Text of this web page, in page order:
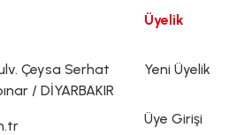
Çeysa Serhat
/ DİYARBAKIR
Üyelik
Yeni Üyelik
Üye Girişi